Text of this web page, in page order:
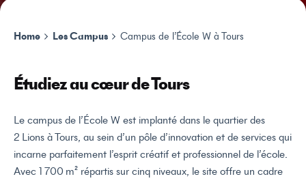
Home Les Campus Campus de l’École W à Tours
Étudiez au cœur de Tours
Le campus de l’École W est implanté dans le quartier des
2 Lions à Tours, au sein d’un pôle d’innovation et de services qui
incarne parfaitement l’esprit créatif et professionnel de l’école.
Avec 1 700 m² répartis sur cinq niveaux, le site offre un cadre